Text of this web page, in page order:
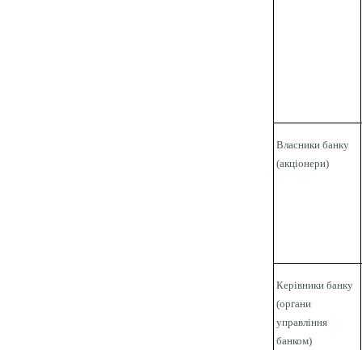
Власники банку
(акціонери)
Керівники банку
(органи
управління
банком)